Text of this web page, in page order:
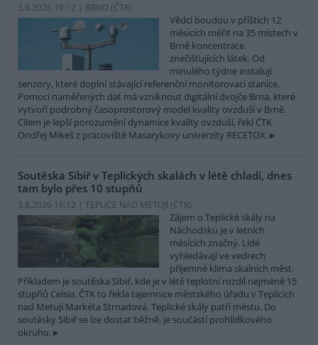
3.8.2026 19:12 | BRNO (ČTK)
Vědci boudou v příštích 12
měsících měřit na 35 místech v
Brně koncentrace
znečišťujících látek. Od
minulého týdne instalují
senzory, které doplní stávající referenční monitorovací stanice.
Pomocí naměřených dat má vzniknout digitální dvojče Brna, které
vytvoří podrobný časoprostorový model kvality ovzduší v Brně.
Cílem je lepší porozumění dynamice kvality ovzduší, řekl ČTK
Ondřej Mikeš z pracoviště Masarykovy univerzity RECETOX.
Soutěska Sibiř v Teplických skalách v létě chladí, dnes
tam bylo přes 10 stupňů
3.8.2026 16:12 | TEPLICE NAD METUJÍ (ČTK)
Zájem o Teplické skály na
Náchodsku je v letních
měsících značný. Lidé
vyhledávají ve vedrech
příjemné klima skalních měst.
Příkladem je soutěska Sibiř, kde je v létě teplotní rozdíl nejméně 15
stupňů Celsia. ČTK to řekla tajemnice městského úřadu v Teplicích
nad Metují Markéta Strnadová. Teplické skály patří městu. Do
soutěsky Sibiř se lze dostat běžně, je součástí prohlídkového
okruhu.